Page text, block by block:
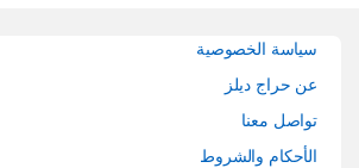
سياسة الخصوصية
عن حراج ديلز
تواصل معنا
الأحكام والشروط